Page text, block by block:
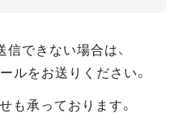
できない場合は、
ルをお送りください。
も承っております。